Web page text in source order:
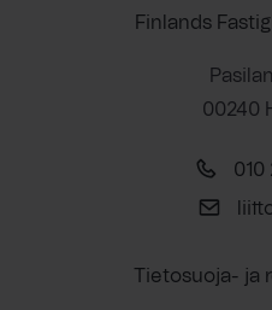
Finlands
00240
010
Tietosuoja- ja